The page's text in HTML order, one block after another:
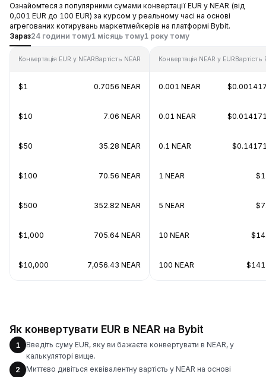
Ознайомтеся з популярними сумами конвертації EUR у NEAR (від
0,001 EUR до 100 EUR) за курсом у реальному часі на основі
агрегованих котирувань маркетмейкерів на платформі Bybit.
Зараз24 години тому1 місяць тому1 року тому
Конвертація EUR у NEARВартість NEAR
$1 0.7056 NEAR
$10 7.06 NEAR
$50 35.28 NEAR
$100 70.56 NEAR
$500 352.82 NEAR
$1,000 705.64 NEAR
$10,000 7,056.43 NEAR
Конвертація NEAR у EURВартість
0.001 NEAR
0.01 NEAR
0.1 NEAR
1 NEAR
5 NEAR
10 NEAR
100 NEAR
Як конвертувати EUR в NEAR на Bybit
1
Введіть суму EUR, яку ви бажаєте конвертувати в NEAR, у
калькуляторі вище.
2
Миттєво дивіться еквівалентну вартість у NEAR на основі